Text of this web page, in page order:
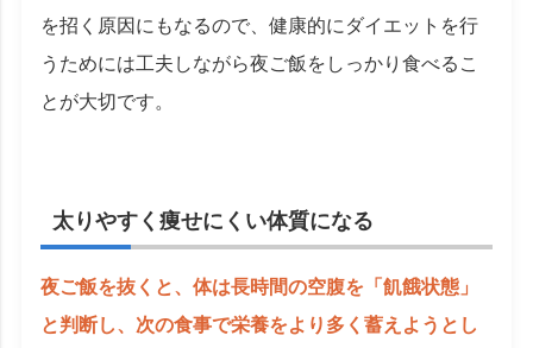
を招く原因にもなるので、健康的にダイエットを行
うためには工夫しながら夜ご飯をしっかり食べるこ
とが大切です。
太りやすく痩せにくい体質になる
夜ご飯を抜くと、体は長時間の空腹を「飢餓状態」
と判断し、次の食事で栄養をより多く蓄えようとし